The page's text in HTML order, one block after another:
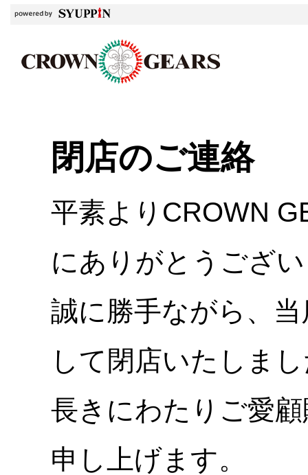
閉店のご連絡
平素よりCROWN
にありがとうござ
誠に勝手ながら、
して閉店いたしま
長きにわたりご愛
申し上げます。